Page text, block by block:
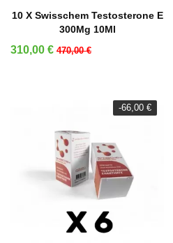
AÑADIR A LA CESTA
10 X Swisschem Testosterone E
300Mg 10Ml
Precio
310,00 € Precio base
470,00 €
-66,00 €